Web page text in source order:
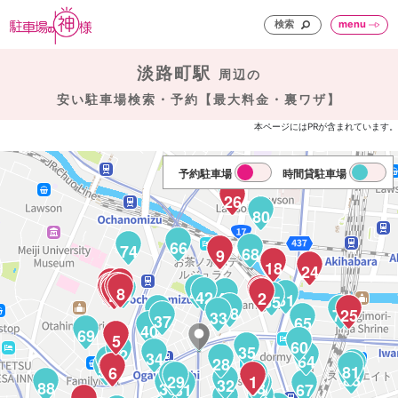
検索 menu
淡路町駅
周辺の
安い駐車場検索・予約【最大料金・裏ワザ】
本ページにはPRが含まれています。
91
88
84
83
82
81
80
78
74
69
68
67
66
65
64
61
60
59
57
56
55
52
49
48
46
45
44
43
42
41
40
38
37
36
35
34
33
32
31
30
29
28
27
26
25
24
18
17
16
15
14
13
1211
10
9
8
7
6
5
4
3
2
1
予約駐車場 時間貸駐車場